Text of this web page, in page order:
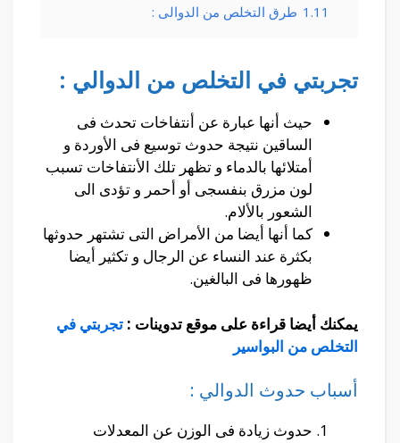
1.11 طرق التخلص من الدوالى :
تجربتي في التخلص من الدوالي :
حيث أنها عبارة عن أنتفاخات تحدث فى
الساقين نتيجة حدوث توسيع فى الأوردة و
أمتلائها بالدماء و تظهر تلك الأنتفاخات تسبب
لون مزرق بنفسجى أو أحمر و تؤدى الى
الشعور بالألام.
كما أنها أيضا من الأمراض التى تشتهر حدوثها
بكثرة عند النساء عن الرجال و تكثير أيضا
ظهورها فى البالغين.
يمكنك أيضا قراءة على موقع تدوينات : تجربتي في
التخلص من البواسير
أسباب حدوث الدوالي :
حدوث زيادة فى الوزن عن المعدلات